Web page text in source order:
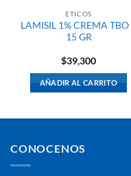
ETICOS
LAMISIL 1% CREMA TBO
15 GR
$39,300
AÑADIR AL CARRITO
CONOCENOS